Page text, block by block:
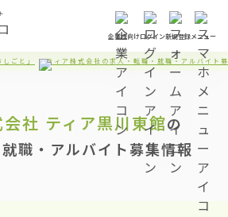
企業様向けログイン新規登録メニュー
ごと」 ティア株式会社の求人・転職・就職・アルバイト
社 ティア黒川東館の
職・アルバイト募集情報